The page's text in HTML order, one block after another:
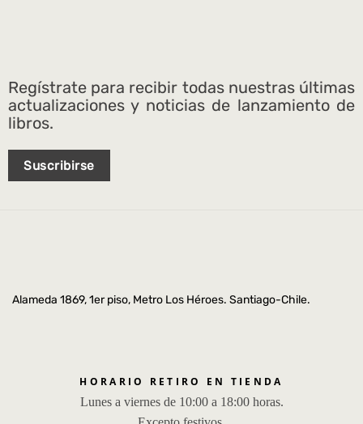
Regístrate para recibir todas nuestras últimas
actualizaciones y noticias de lanzamiento de
libros.
Suscribirse
Alameda 1869, 1er piso, Metro Los Héroes. Santiago-Chile.
HORARIO RETIRO EN TIENDA
Lunes a viernes de 10:00 a 18:00 horas.